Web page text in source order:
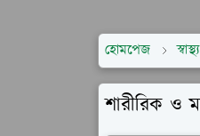
হোমপেজ
শারীরিক ও